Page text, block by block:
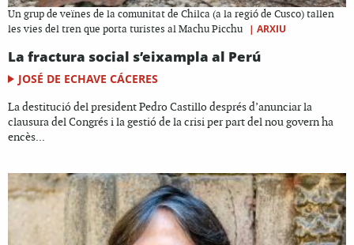
Un grup de veïnes de la comunitat de Chilca (a la regió de Cusco) tallen
les vies del tren que porta turistes al Machu Picchu
| ARXIU
La fractura social s’eixampla al Perú
JOSÉ DE ECHAVE CÁCERES
La destitució del president Pedro Castillo després d’anunciar la
clausura del Congrés i la gestió de la crisi per part del nou govern ha
encès...